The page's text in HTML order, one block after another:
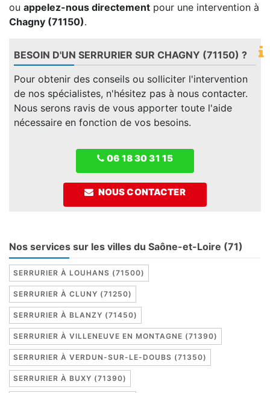
ou appelez-nous directement pour une intervention à
Chagny (71150).
BESOIN D'UN SERRURIER SUR CHAGNY (71150) ?
Pour obtenir des conseils ou solliciter l'intervention
de nos spécialistes, n'hésitez pas à nous contacter.
Nous serons ravis de vous apporter toute l'aide
nécessaire en fonction de vos besoins.
06 18 30 31 15
NOUS CONTACTER
Nos services sur les villes du Saône-et-Loire (71)
SERRURIER À LOUHANS (71500)
SERRURIER À CLUNY (71250)
SERRURIER À BLANZY (71450)
SERRURIER À VILLENEUVE EN MONTAGNE (71390)
SERRURIER À VERDUN-SUR-LE-DOUBS (71350)
SERRURIER À BUXY (71390)